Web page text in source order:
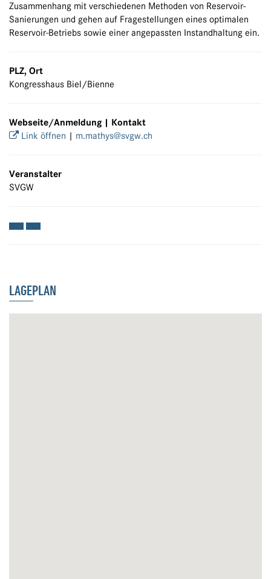
Zusammenhang mit verschiedenen Methoden von Reservoir-
Sanierungen und gehen auf Fragestellungen eines optimalen
Reservoir-Betriebs sowie einer angepassten Instandhaltung ein.
PLZ, Ort
Kongresshaus Biel/Bienne
Webseite/Anmeldung | Kontakt
Link öffnen | m.mathys@svgw.ch
Veranstalter
SVGW
LAGEPLAN